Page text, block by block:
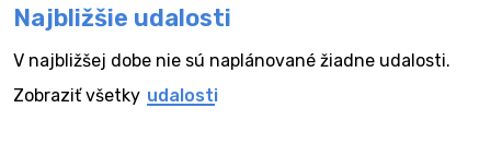
Najbližšie udalosti
V najbližšej dobe nie sú naplánované žiadne udalosti.
Zobraziť všetky udalosti